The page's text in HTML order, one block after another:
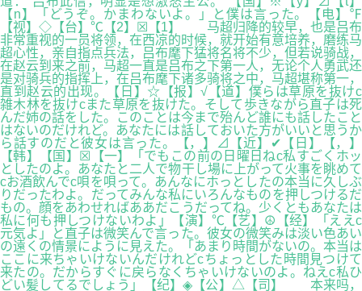
【n】「どうぞ。かまわないよ。」と僕は言った。【电】℉
【视】◇【台】℃【2】☒【1】 马超归降的较早，也是吕布
非常重视的一员将领，在西凉的时候，就开始有意培养，磨练马
超心性，亲自指点兵法，吕布麾下猛将名将不少，但若说骑战，
在赵云到来之前，马超一直是吕布之下第一人，无论个人勇武还
是对骑兵的指挥上，在吕布麾下诸多骑将之中，马超堪称第一，
直到赵云的出现。【日】☆【报】√【道】僕らは草原を抜けc
雑木林を抜けcまた草原を抜けた。そして歩きながら直子は死
んだ姉の話をした。このことは今まで殆んど誰にも話したこと
はないのだけれど。あなたには話しておいた方がいいと思うか
ら話すのだと彼女は言った。【，】⊿【近】✔【日】【，】
【韩】【国】☒【一】「でもこの前の日曜日ねc私すごくホッ
としたのよ。あなたと二人で物干し場に上がって火事を眺めて
cお酒飲んでc唄を唄って。あんなにホっとしたの本当に久しぶ
りだったわよ。だってみんな私にいろんなものを押しつけるだ
もの。顔をあわせればああだこうだってね。少くともあなたは
私に何も押しつけないわよ」【演】℃【艺】☮【经】「ええc
元気よ」と直子は微笑んで言った。彼女の微笑みは淡い色あい
の遠くの情景にように見えた。「あまり時間がないの。本当は
ここに来ちゃいけないんだけれどcちょっとした時間見つけて
来たの。だからすぐに戻らなくちゃいけないのよ。ねえc私ひ
どい髪してるでしょう」【纪】◈【公】△【司】 本来吗，